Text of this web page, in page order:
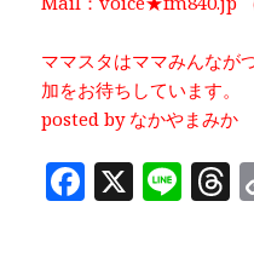
ママスタはママみんなが
加をお待ちしています。
posted by なかやまみか
F X Li T